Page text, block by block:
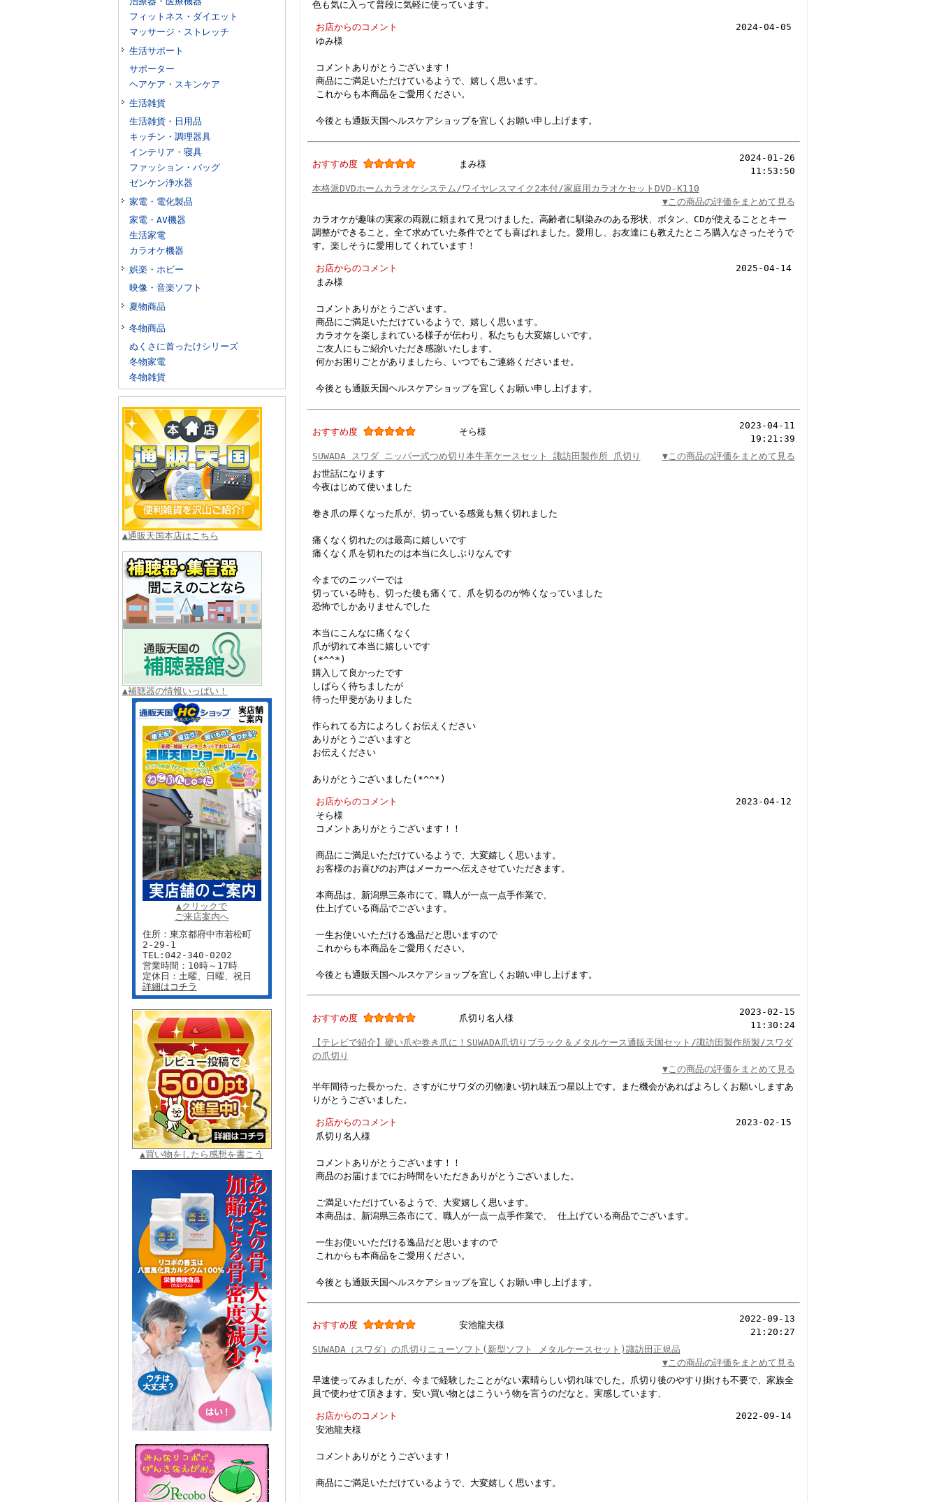
フィットネス・ダイエット
マッサージ・ストレッチ
生活サポート
サポーター
ヘアケア・スキンケア
生活雑貨
生活雑貨・日用品
キッチン・調理器具
インテリア・寝具
ファッション・バッグ
ゼンケン浄水器
家電・電化製品
家電・AV機器
生活家電
カラオケ機器
娯楽・ホビー
映像・音楽ソフト
夏物商品
冬物商品
ぬくさに首ったけシリーズ
冬物家電
冬物雑貨
▲通販天国本店はこちら
▲補聴器の情報いっぱい！
▲クリックで
ご来店案内へ
住所：東京都府中市若松町
2-29-1
TEL:042-340-0202
営業時間：10時～17時
定休日：土曜、日曜、祝日
詳細はコチラ
▲買い物をしたら感想を書こう
色も気に入って普段に気軽に使っています。
お店からのコメント
2024-04-05
ゆみ様
コメントありがとうございます！
商品にご満足いただけているようで、嬉しく思います。
これからも本商品をご愛用ください。
今後とも通販天国ヘルスケアショップを宜しくお願い申し上げます。
おすすめ度 まみ様
2024-01-26
11:53:50
本格派DVDホームカラオケシステム/ワイヤレスマイク2本付/家庭用カラオケセットDVD-K110
▼この商品の評価をまとめて見る
カラオケが趣味の実家の両親に頼まれて見つけました。高齢者に馴染みのある形状、ボタン、CDが使えることとキー
調整ができること。全て求めていた条件でとても喜ばれました。愛用し、お友達にも教えたところ購入なさったそうで
す。楽しそうに愛用してくれています！
お店からのコメント
2025-04-14
まみ様
コメントありがとうございます。
商品にご満足いただけているようで、嬉しく思います。
カラオケを楽しまれている様子が伝わり、私たちも大変嬉しいです。
ご友人にもご紹介いただき感謝いたします。
何かお困りごとがありましたら、いつでもご連絡くださいませ。
今後とも通販天国ヘルスケアショップを宜しくお願い申し上げます。
おすすめ度 そら様
2023-04-11
19:21:39
SUWADA スワダ ニッパー式つめ切り本牛革ケースセット 諏訪田製作所 爪切り
▼この商品の評価をまとめて見る
お世話になります
今夜はじめて使いました
巻き爪の厚くなった爪が、切っている感覚も無く切れました
痛くなく切れたのは最高に嬉しいです
痛くなく爪を切れたのは本当に久しぶりなんです
今までのニッパーでは
切っている時も、切った後も痛くて、爪を切るのが怖くなっていました
恐怖でしかありませんでした
本当にこんなに痛くなく
爪が切れて本当に嬉しいです
(*^^*)
購入して良かったです
しばらく待ちましたが
待った甲斐がありました
作られてる方によろしくお伝えください
ありがとうございますと
お伝えください
ありがとうございました(*^^*)
お店からのコメント
2023-04-12
そら様
コメントありがとうございます！！
商品にご満足いただけているようで、大変嬉しく思います。
お客様のお喜びのお声はメーカーへ伝えさせていただきます。
本商品は、新潟県三条市にて、職人が一点一点手作業で、
仕上げている商品でございます。
一生お使いいただける逸品だと思いますので
これからも本商品をご愛用ください。
今後とも通販天国ヘルスケアショップを宜しくお願い申し上げます。
おすすめ度 爪切り名人様
2023-02-15
11:30:24
【テレビで紹介】硬い爪や巻き爪に！SUWADA爪切りブラック＆メタルケース通販天国セット/諏訪田製作所製/スワダ
の爪切り
▼この商品の評価をまとめて見る
半年間待った長かった、さすがにサワダの刃物凄い切れ味五つ星以上です。また機会があればよろしくお願いしますあ
りがとうございました。
お店からのコメント
2023-02-15
爪切り名人様
コメントありがとうございます！！
商品のお届けまでにお時間をいただきありがとうございました。
ご満足いただけているようで、大変嬉しく思います。
本商品は、新潟県三条市にて、職人が一点一点手作業で、 仕上げている商品でございます。
一生お使いいただける逸品だと思いますので
これからも本商品をご愛用ください。
今後とも通販天国ヘルスケアショップを宜しくお願い申し上げます。
おすすめ度 安池龍夫様
2022-09-13
21:20:27
SUWADA（スワダ）の爪切りニューソフト(新型ソフト メタルケースセット)諏訪田正規品
▼この商品の評価をまとめて見る
早速使ってみましたが、今まで経験したことがない素晴らしい切れ味でした。爪切り後のやすり掛けも不要で、家族全
員で使わせて頂きます。安い買い物とはこういう物を言うのだなと。実感しています、
お店からのコメント
2022-09-14
安池龍夫様
コメントありがとうございます！
商品にご満足いただけているようで、大変嬉しく思います。